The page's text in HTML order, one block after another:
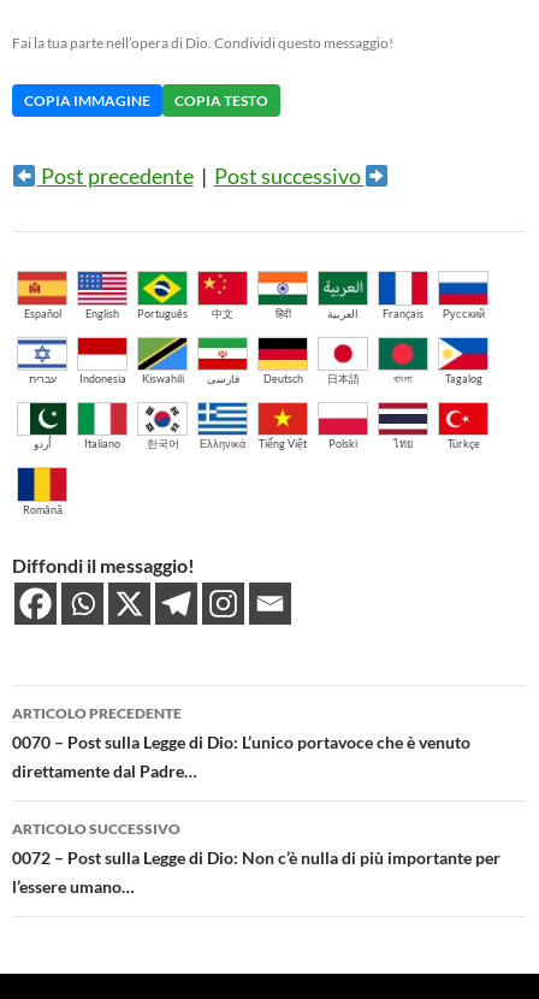
Fai la tua parte nell’opera di Dio. Condividi questo messaggio!
COPIA IMMAGINE COPIA TESTO
Post precedente| Post successivo
Español English Português 中文 हिंदी العربية Français Русский
עברית Indonesia Kiswahili فارسی Deutsch 日本語 বাংলা Tagalog
اُردو Italiano 한국어 Ελληνικά Tiếng Việt Polski ไทย Türkçe
Română
Diffondi il messaggio!
Navigazione
articolo
ARTICOLO PRECEDENTE
0070 – Post sulla Legge di Dio: L’unico portavoce che è venuto
direttamente dal Padre…
ARTICOLO SUCCESSIVO
0072 – Post sulla Legge di Dio: Non c’è nulla di più importante per
l’essere umano…